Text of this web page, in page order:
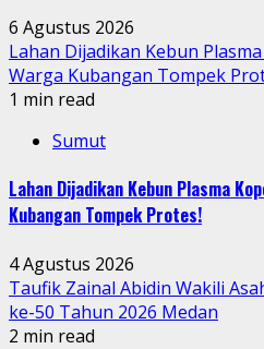
6 Agustus 2026
Lahan Dijadikan Kebun
Warga Kubangan Tompek
1 min read
Sumut
Lahan Dijadikan Kebun Plasma
Kubangan Tompek Protes!
4 Agustus 2026
Taufik Zainal Abidin Wakili
ke-50 Tahun 2026 Medan
2 min read